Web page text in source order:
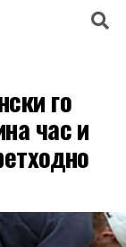
го
час и